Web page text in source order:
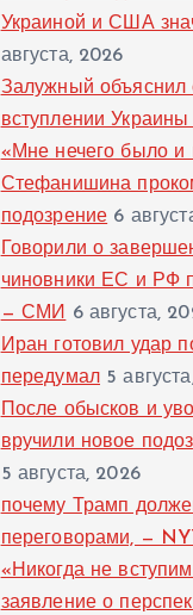
Украиной и США
августа, 2026
Залужный объяснил
вступлении
«Мне нечего было и
Стефанишина
подозрение 6
Говорили о
чиновники ЕС и РФ
— СМИ 6 августа,
Иран готовил удар
передумал 5
После обысков и
вручили новое
5 августа, 2026
почему Трамп
переговорами, —
«Никогда не
заявление о